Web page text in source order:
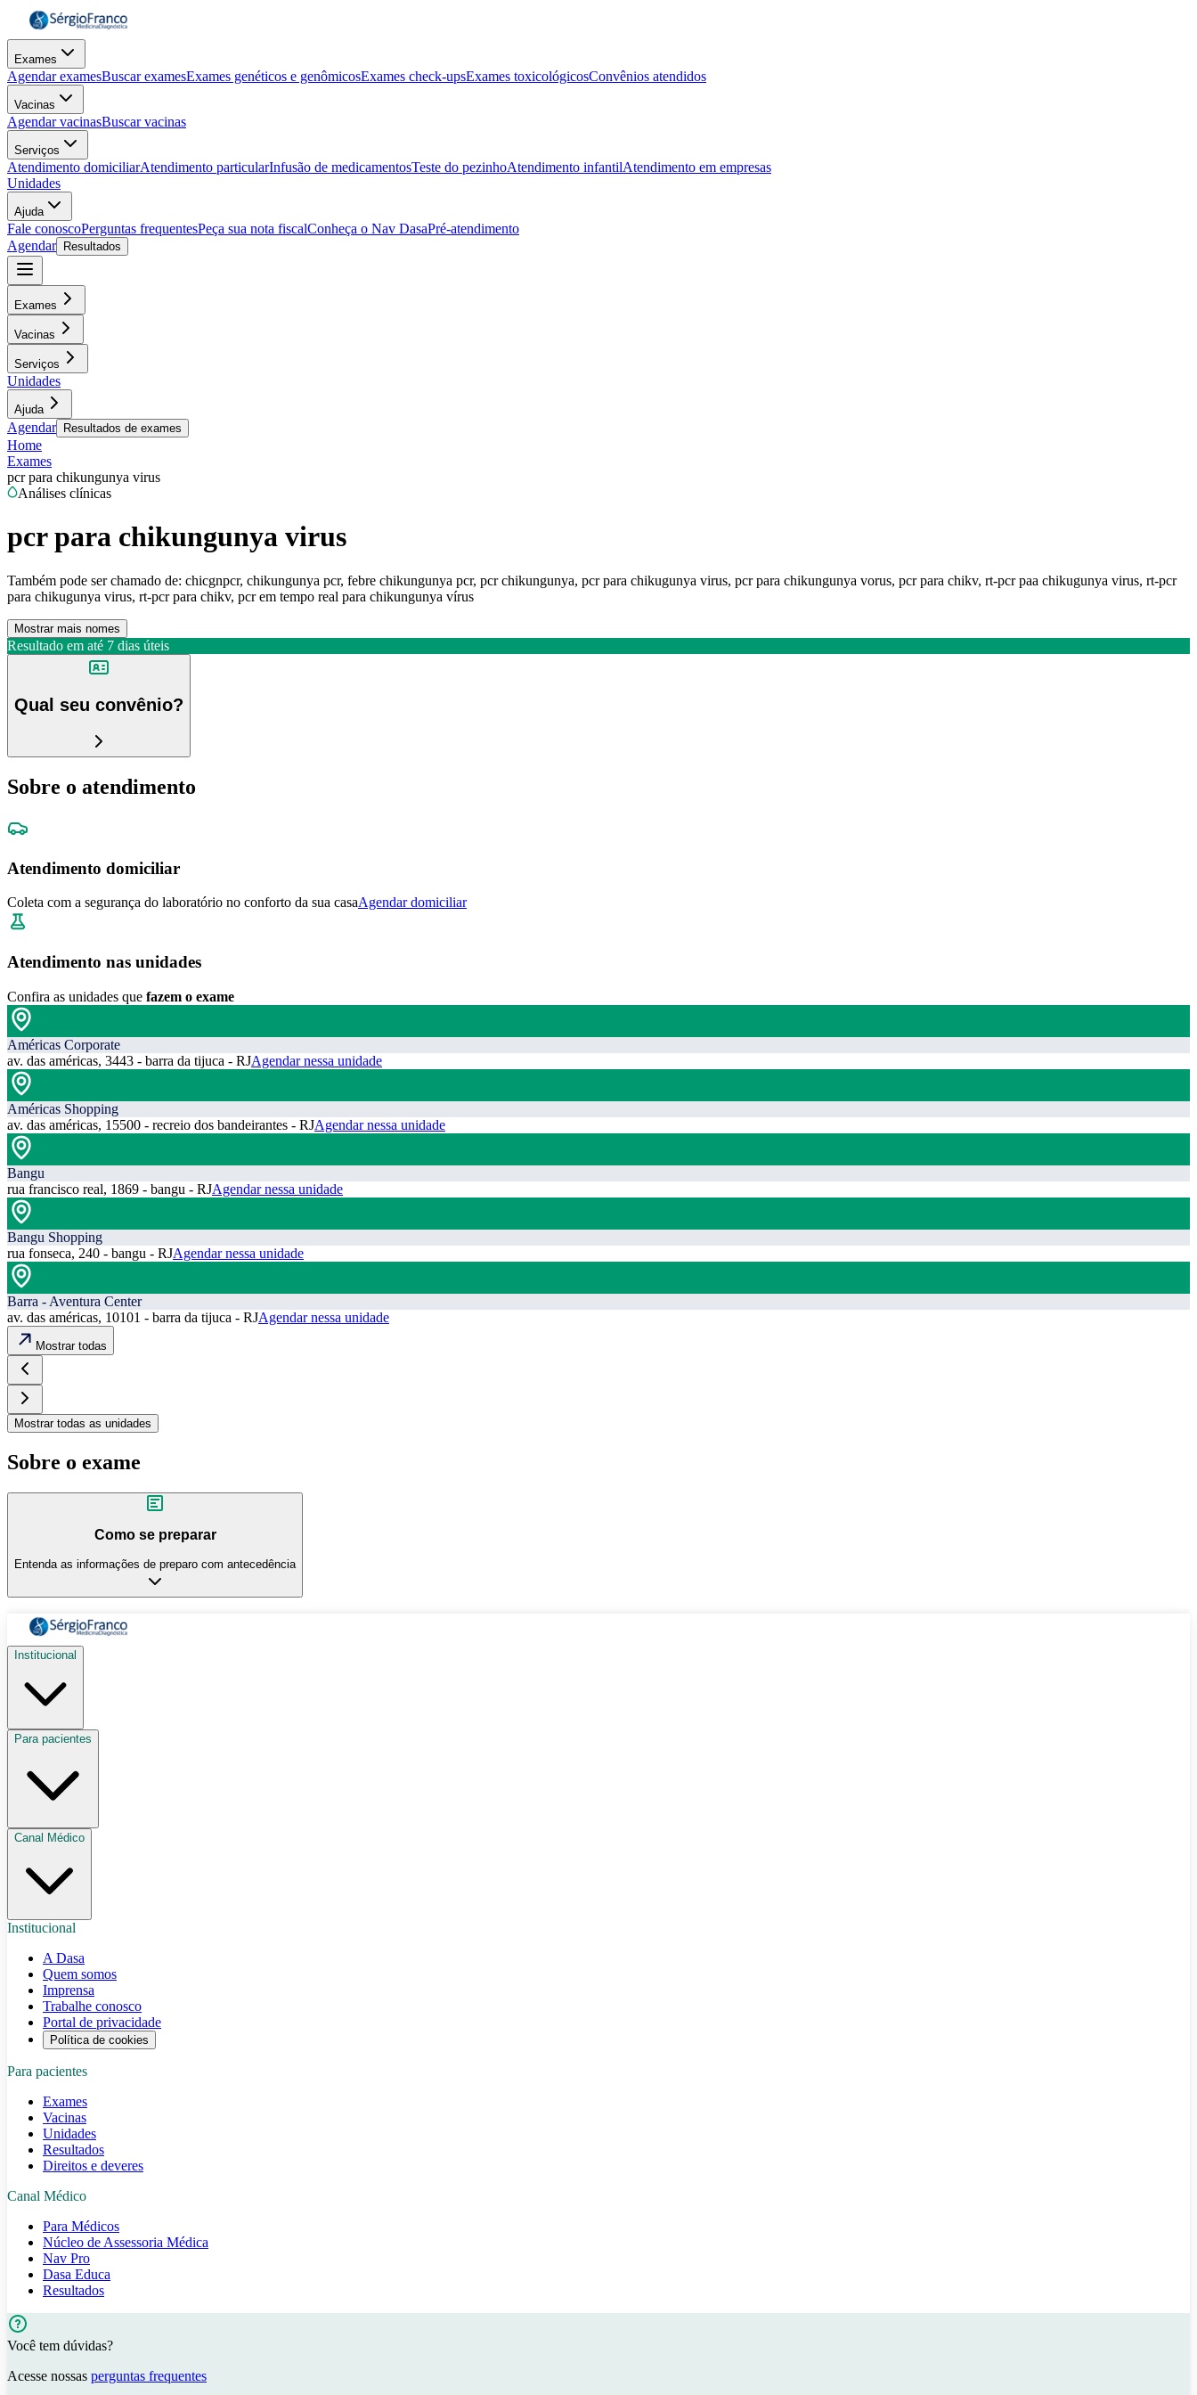
Exames
Agendar examesBuscar examesExames genéticos e genômicosExames check-upsExames toxicológicosConvênios atendidos
Vacinas
Agendar vacinasBuscar vacinas
Serviços
Atendimento domiciliarAtendimento particularInfusão de medicamentosTeste do pezinhoAtendimento infantilAtendimento em empresas
Unidades
Ajuda
Fale conoscoPerguntas frequentesPeça sua nota fiscalConheça o Nav DasaPré-atendimento
Agendar
Resultados
Exames
Vacinas
Serviços
Unidades
Ajuda
Agendar Resultados de exames
Home
Exames
pcr para chikungunya virus
Análises clínicas
pcr para chikungunya virus
Também pode ser chamado de: chicgnpcr, chikungunya pcr, febre chikungunya pcr, pcr chikungunya, pcr para chikugunya virus, pcr para chikungunya vorus, pcr para chikv, rt-pcr paa chikugunya virus, rt-pcr
para chikugunya virus, rt-pcr para chikv, pcr em tempo real para chikungunya vírus
Mostrar mais nomes
Resultado em até 7 dias úteis
Qual seu convênio?
Sobre o atendimento
Atendimento domiciliar
Coleta com a segurança do laboratório no conforto da sua casaAgendar domiciliar
Atendimento nas unidades
Confira as unidades que fazem o exame
Américas Corporate
av. das américas, 3443 - barra da tijuca - RJAgendar nessa unidade
Américas Shopping
av. das américas, 15500 - recreio dos bandeirantes - RJAgendar nessa unidade
Bangu
rua francisco real, 1869 - bangu - RJAgendar nessa unidade
Bangu Shopping
rua fonseca, 240 - bangu - RJAgendar nessa unidade
Barra - Aventura Center
av. das américas, 10101 - barra da tijuca - RJAgendar nessa unidade
Mostrar todas
Mostrar todas as unidades
Sobre o exame
Como se preparar
Entenda as informações de preparo com antecedência
Institucional
Para pacientes
Canal Médico
Institucional
A Dasa
Quem somos
Imprensa
Trabalhe conosco
Portal de privacidade
Política de cookies
Para pacientes
Exames
Vacinas
Unidades
Resultados
Direitos e deveres
Canal Médico
Para Médicos
Núcleo de Assessoria Médica
Nav Pro
Dasa Educa
Resultados
Você tem dúvidas?
Acesse nossas perguntas frequentes